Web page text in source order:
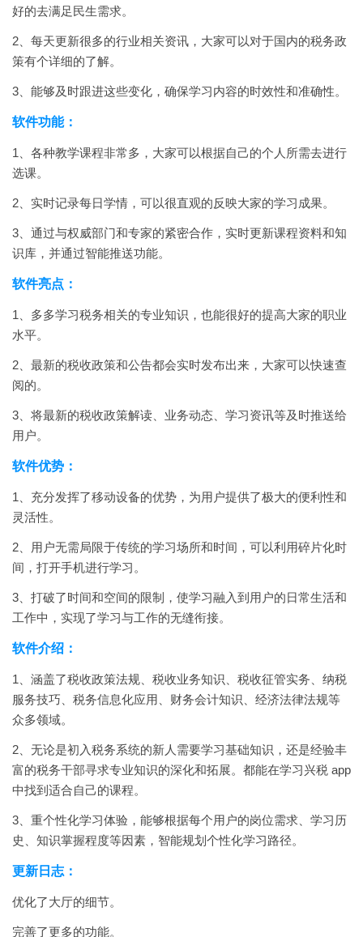
好的去满足民生需求。
2、每天更新很多的行业相关资讯，大家可以对于国内的税务政
策有个详细的了解。
3、能够及时跟进这些变化，确保学习内容的时效性和准确性。
软件功能：
1、各种教学课程非常多，大家可以根据自己的个人所需去进行
选课。
2、实时记录每日学情，可以很直观的反映大家的学习成果。
3、通过与权威部门和专家的紧密合作，实时更新课程资料和知
识库，并通过智能推送功能。
软件亮点：
1、多多学习税务相关的专业知识，也能很好的提高大家的职业
水平。
2、最新的税收政策和公告都会实时发布出来，大家可以快速查
阅的。
3、将最新的税收政策解读、业务动态、学习资讯等及时推送给
用户。
软件优势：
1、充分发挥了移动设备的优势，为用户提供了极大的便利性和
灵活性。
2、用户无需局限于传统的学习场所和时间，可以利用碎片化时
间，打开手机进行学习。
3、打破了时间和空间的限制，使学习融入到用户的日常生活和
工作中，实现了学习与工作的无缝衔接。
软件介绍：
1、涵盖了税收政策法规、税收业务知识、税收征管实务、纳税
服务技巧、税务信息化应用、财务会计知识、经济法律法规等
众多领域。
2、无论是初入税务系统的新人需要学习基础知识，还是经验丰
富的税务干部寻求专业知识的深化和拓展。都能在学习兴税 app
中找到适合自己的课程。
3、重个性化学习体验，能够根据每个用户的岗位需求、学习历
史、知识掌握程度等因素，智能规划个性化学习路径。
更新日志：
优化了大厅的细节。
完善了更多的功能。